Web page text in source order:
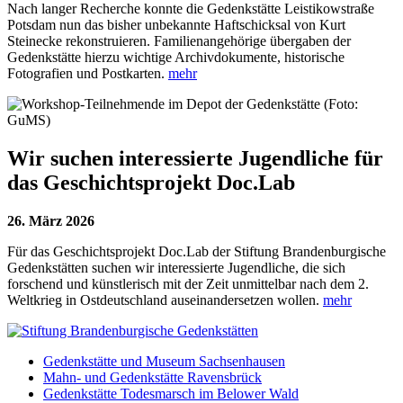
Nach langer Recherche konnte die Gedenkstätte Leistikowstraße
Potsdam nun das bisher unbekannte Haftschicksal von Kurt
Steinecke rekonstruieren. Familienangehörige übergaben der
Gedenkstätte hierzu wichtige Archivdokumente, historische
Fotografien und Postkarten. mehr
Wir suchen interessierte Jugendliche für
das Geschichtsprojekt Doc.Lab
26. März 2026
Für das Geschichtsprojekt Doc.Lab der Stiftung Brandenburgische
Gedenkstätten suchen wir interessierte Jugendliche, die sich
forschend und künstlerisch mit der Zeit unmittelbar nach dem 2.
Weltkrieg in Ostdeutschland auseinandersetzen wollen. mehr
Gedenkstätte und Museum Sachsenhausen
Mahn- und Gedenkstätte Ravensbrück
Gedenkstätte Todesmarsch im Belower Wald